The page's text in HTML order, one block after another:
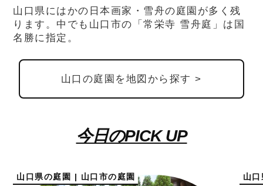
山口県にはかの日本画家・雪舟の庭園が多く残
ります。中でも山口市の「常栄寺 雪舟庭」は国
名勝に指定。
山口の庭園を地図から探す >
今日のPICK UP
山口県の庭園 | 山口市の庭園 山